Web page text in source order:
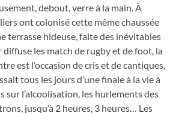
debout, verre à la main. À
ont colonisé cette même chaussée
terrasse hideuse, faite des inévitables
diffuse les match de rugby et de foot, la
est l’occasion de cris et de cantiques,
tous les jours d’une finale à la vie à
sur l’alcoolisation, les hurlements des
jusqu’à 2 heures, 3 heures… Les